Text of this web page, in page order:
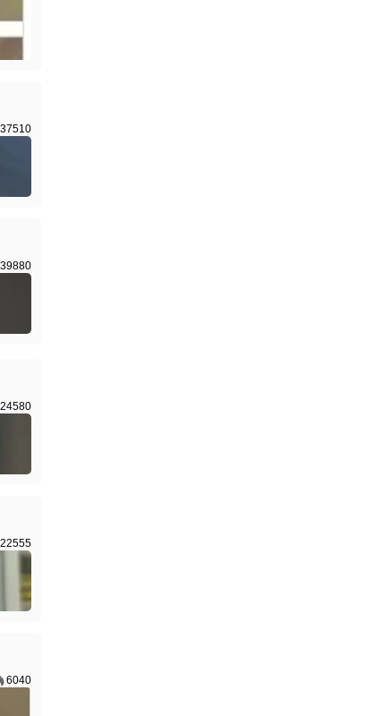
37510
39880
24580
22555
6040